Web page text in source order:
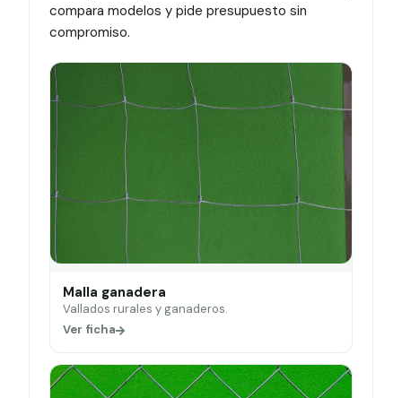
compara modelos y pide presupuesto sin
compromiso.
Malla ganadera
Vallados rurales y ganaderos.
Ver ficha